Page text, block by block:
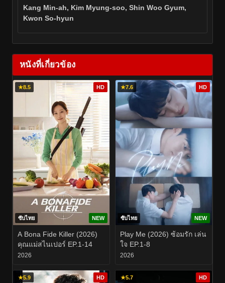
Kang Min-ah, Kim Myung-soo, Shin Woo Gyum,
Kwon So-hyun
หนังที่เกี่ยวข้อง
★8.5 HD
ซับไทย NEW
A Bona Fide Killer (2026)
คุณแม่สไนเปอร์ EP.1-14
2026
★7.6 HD
ซับไทย NEW
Play Me (2026) ซ้อมรัก เล่น
ใจ EP.1-8
2026
★5.9 HD ★5.7 HD